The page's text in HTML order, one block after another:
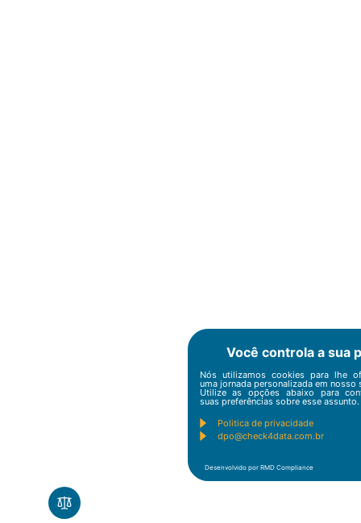
Você controla a sua
Nós utilizamos cookies para lhe
uma jornada personalizada em nosso
Utilize as opções abaixo para
suas preferências sobre esse assunto.
Politica de privacidade
dpo@check4data.com.br
Desenvolvido por RMD Compliance